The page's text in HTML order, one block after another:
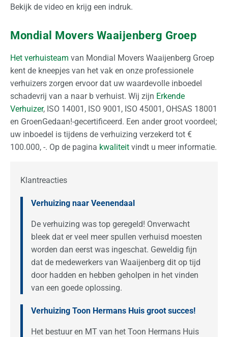
Bekijk de video en krijg een indruk.
Mondial Movers Waaijenberg Groep
Het verhuisteam van Mondial Movers Waaijenberg Groep
kent de kneepjes van het vak en onze professionele
verhuizers zorgen ervoor dat uw waardevolle inboedel
schadevrij van a naar b verhuist. Wij zijn Erkende
Verhuizer, ISO 14001, ISO 9001, ISO 45001, OHSAS 18001
en GroenGedaan!-gecertificeerd. Een ander groot voordeel;
uw inboedel is tijdens de verhuizing verzekerd tot €
100.000, -. Op de pagina kwaliteit vindt u meer informatie.
Klantreacties
Verhuizing naar Veenendaal
De verhuizing was top geregeld! Onverwacht
bleek dat er veel meer spullen verhuisd moesten
worden dan eerst was ingeschat. Geweldig fijn
dat de medewerkers van Waaijenberg dit op tijd
door hadden en hebben geholpen in het vinden
van een goede oplossing.
Verhuizing Toon Hermans Huis groot succes!
Het bestuur en MT van het Toon Hermans Huis